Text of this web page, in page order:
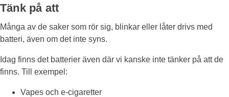
Tänk på att
Många av de saker som rör sig, blinkar eller låter drivs med
batteri, även om det inte syns.
Idag finns det batterier även där vi kanske inte tänker på att de
finns. Till exempel:
Vapes och e-cigaretter